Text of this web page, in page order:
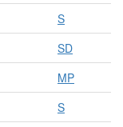
S
SD
MP
S